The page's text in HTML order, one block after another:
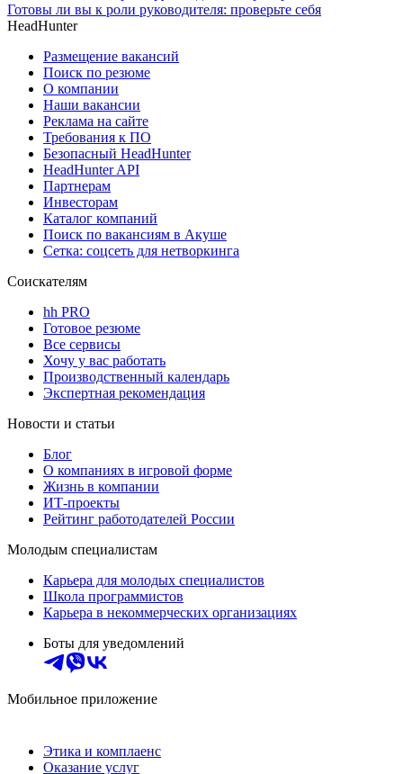
Готовы ли вы к роли руководителя: проверьте себя
HeadHunter
Размещение вакансий
Поиск по резюме
О компании
Наши вакансии
Реклама на сайте
Требования к ПО
Безопасный HeadHunter
HeadHunter API
Партнерам
Инвесторам
Каталог компаний
Поиск по вакансиям в Акуше
Сетка: соцсеть для нетворкинга
Соискателям
hh PRO
Готовое резюме
Все сервисы
Хочу у вас работать
Производственный календарь
Экспертная рекомендация
Новости и статьи
Блог
О компаниях в игровой форме
Жизнь в компании
ИТ-проекты
Рейтинг работодателей России
Молодым специалистам
Карьера для молодых специалистов
Школа программистов
Карьера в некоммерческих организациях
Боты для уведомлений
Мобильное приложение
Этика и комплаенс
Оказание услуг